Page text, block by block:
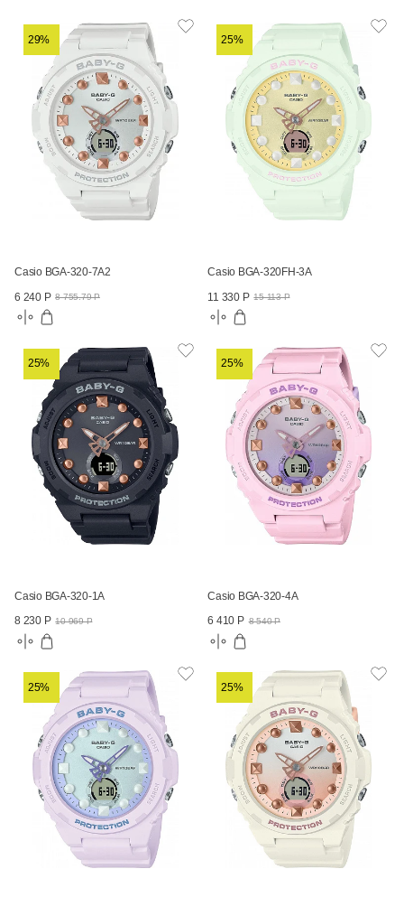
29%
Casio BGA-320-7A2
6 240 Р 8 755.79 Р
25%
Casio BGA-320FH-3A
11 330 Р 15 113 Р
25%
Casio BGA-320-1A
8 230 Р 10 969 Р
25%
Casio BGA-320-4A
6 410 Р 8 540 Р
25% 25%